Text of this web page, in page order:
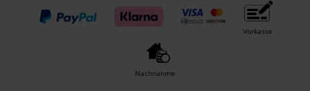
Vorkasse
Nachnahme